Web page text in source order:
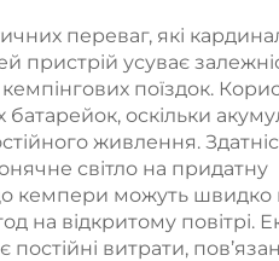
будинку
переваг, які
усуває
поїздок.
оскільки
живлення.
світло на придатну
кемпери можуть швидко
на відкритому повітрі.
витрати,